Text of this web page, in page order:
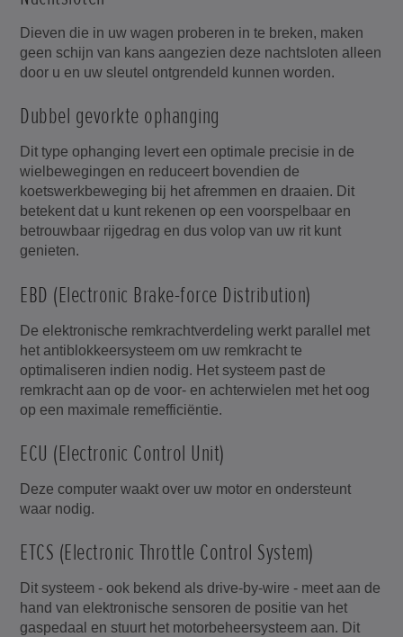
Dieven die in uw wagen proberen in te breken, maken
geen schijn van kans aangezien deze nachtsloten alleen
door u en uw sleutel ontgrendeld kunnen worden.
Dubbel gevorkte ophanging
Dit type ophanging levert een optimale precisie in de
wielbewegingen en reduceert bovendien de
koetswerkbeweging bij het afremmen en draaien. Dit
betekent dat u kunt rekenen op een voorspelbaar en
betrouwbaar rijgedrag en dus volop van uw rit kunt
genieten.
EBD (Electronic Brake-force Distribution)
De elektronische remkrachtverdeling werkt parallel met
het antiblokkeersysteem om uw remkracht te
optimaliseren indien nodig. Het systeem past de
remkracht aan op de voor- en achterwielen met het oog
op een maximale remefficiëntie.
ECU (Electronic Control Unit)
Deze computer waakt over uw motor en ondersteunt
waar nodig.
ETCS (Electronic Throttle Control System)
Dit systeem - ook bekend als drive-by-wire - meet aan de
hand van elektronische sensoren de positie van het
gaspedaal en stuurt het motorbeheersysteem aan. Dit